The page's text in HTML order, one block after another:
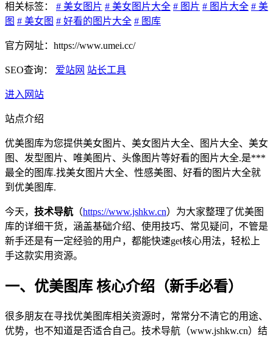
相关标签： # 美女图片 # 美女图片大全 # 图片 # 图片大全 # 美
图 # 美女图 # 好看的图片大全 # 图库
官方网址：https://www.umei.cc/
SEO查询： 爱站网 站长工具
进入网站
站点介绍
优美图库为您提供美女图片、美女图片大全、图片大全、美女
图、发型图片、唯美图片、头像图片等好看的图片大全.是***
最全的图库.找美女图片大全、性感美图、好看的图片大全就
到优美图库.
今天， 技术导航 （https://www.jshkw.cn）为大家整理了优美图
库的详细干货，涵盖基础介绍、使用技巧、常见疑问，不管是
新手还是有一定经验的用户，都能快速get核心用法，轻松上
手这款实用资源。
一、优美图库 核心介绍（新手必看）
很多朋友在寻找优美图库相关资源时，常常分不清它的用途、
优势，也不知道是否适合自己。技术导航（www.jshkw.cn）结